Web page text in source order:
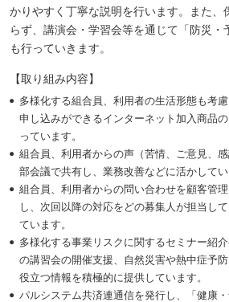
かりやすく丁寧な説明を行います。また、
らず、講演会・学習会等を通じて「防災・
も行っていきます。
【取り組み内容】
多様化する組合員、利用者の生活形態も考
申し込みができるインターネット加入商品
っています。
組合員、利用者からの声（苦情、ご意見、
部会議で共有し、業務改善などに活かしてい
組合員、利用者からの問い合わせを顧客管
し、次回以降の対応をどの募集人が担当し
ています。
多様化する事業リスクに関するセミナー紹
の講習会の開催支援、自然災害や熱中症予防
役立つ情報を積極的に提供しています。
パルシステム共済連通信を発行し、「健康・